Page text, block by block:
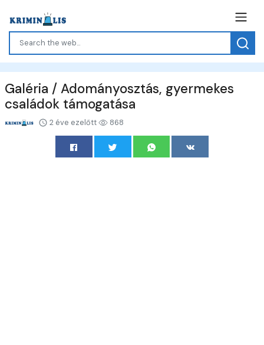
Galéria / Adományosztás, gyermekes
családok támogatása
2 éve ezelőtt 868